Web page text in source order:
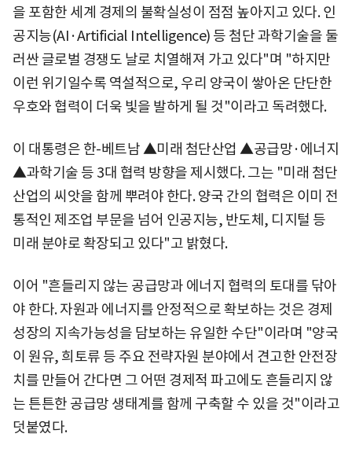
을 포함한 세계 경제의 불확실성이 점점 높아지고 있다. 인
공지능(AI·Artificial Intelligence) 등 첨단 과학기술을 둘
러싼 글로벌 경쟁도 날로 치열해져 가고 있다"며 "하지만
이런 위기일수록 역설적으로, 우리 양국이 쌓아온 단단한
우호와 협력이 더욱 빛을 발하게 될 것"이라고 독려했다.
이 대통령은 한-베트남 ▲미래 첨단산업 ▲공급망·에너지
▲과학기술 등 3대 협력 방향을 제시했다. 그는 "미래 첨단
산업의 씨앗을 함께 뿌려야 한다. 양국 간의 협력은 이미 전
통적인 제조업 부문을 넘어 인공지능, 반도체, 디지털 등
미래 분야로 확장되고 있다"고 밝혔다.
이어 "흔들리지 않는 공급망과 에너지 협력의 토대를 닦아
야 한다. 자원과 에너지를 안정적으로 확보하는 것은 경제
성장의 지속가능성을 담보하는 유일한 수단"이라며 "양국
이 원유, 희토류 등 주요 전략자원 분야에서 견고한 안전장
치를 만들어 간다면 그 어떤 경제적 파고에도 흔들리지 않
는 튼튼한 공급망 생태계를 함께 구축할 수 있을 것"이라고
덧붙였다.